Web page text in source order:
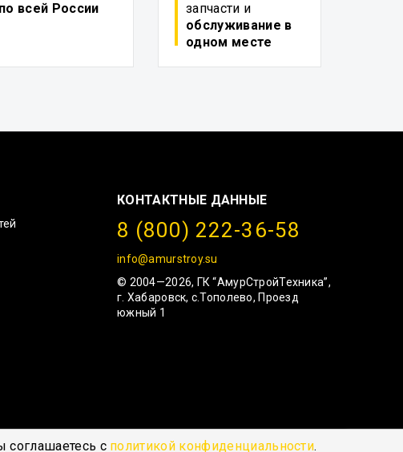
соглашаетесь с политикой конфиденциальности.
по всей России
запчасти и
обслуживание в
одном месте
КОНТАКТНЫЕ ДАННЫЕ
8 (800) 222-36-58
info@amurstroy.su
© 2004—2026, ГК “АмурСтройТехника”,
г. Хабаровск, с.Тополево, Проезд
южный 1